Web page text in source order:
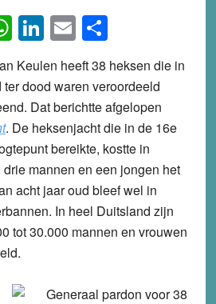
WhatsApp
LinkedIn
EmailShare
Keulen heeft 38 heksen die in
dood waren veroordeeld
Dat berichtte afgelopen
. De heksenjacht die in de 16e
bereikte, kostte in
mannen en een jongen het
acht jaar oud bleef wel in
In heel Duitsland zijn
tot 30.000 mannen en vrouwen